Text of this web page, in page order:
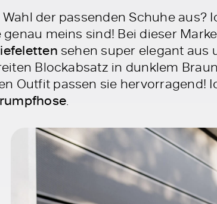
der passenden Schuhe aus?
meins sind! Bei dieser
sehen super elegant aus
Blockabsatz in dunklem
Outfit passen sie hervorragend!
.